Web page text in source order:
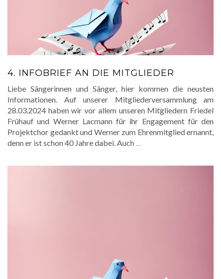
4. INFOBRIEF AN DIE MITGLIEDER
Liebe Sängerinnen und Sänger, hier kommen die neusten
Informationen. Auf unserer Mitgliederversammlung am
28.03.2024 haben wir vor allem unseren Mitgliedern Friedel
Frühauf und Werner Lacmann für ihr Engagement für den
Projektchor gedankt und Werner zum Ehrenmitglied ernannt,
denn er ist schon 40 Jahre dabei. Auch …